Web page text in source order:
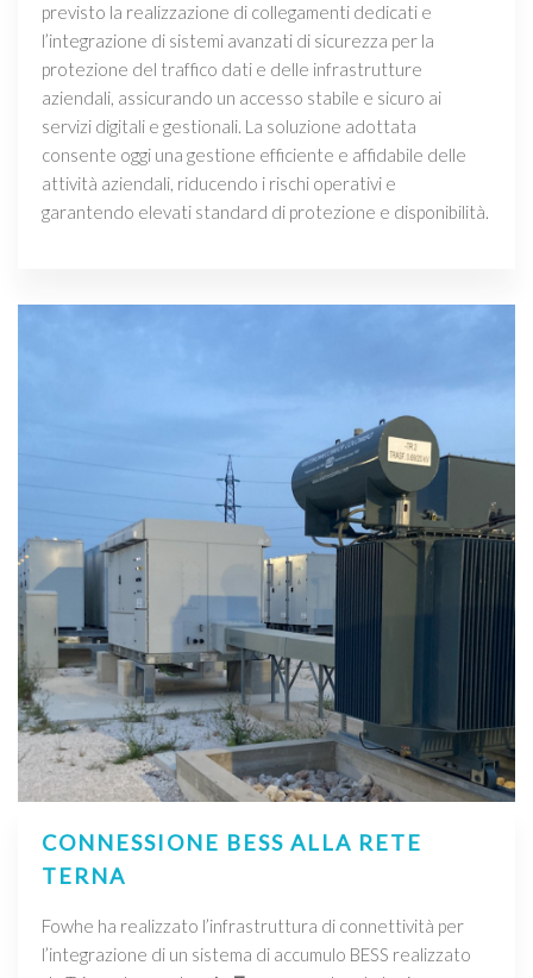
previsto la realizzazione di collegamenti dedicati e
l’integrazione di sistemi avanzati di sicurezza per la
protezione del traffico dati e delle infrastrutture
aziendali, assicurando un accesso stabile e sicuro ai
servizi digitali e gestionali. La soluzione adottata
consente oggi una gestione efficiente e affidabile delle
attività aziendali, riducendo i rischi operativi e
garantendo elevati standard di protezione e disponibilità.
CONNESSIONE BESS ALLA RETE
TERNA
Fowhe ha realizzato l’infrastruttura di connettività per
l’integrazione di un sistema di accumulo BESS realizzato